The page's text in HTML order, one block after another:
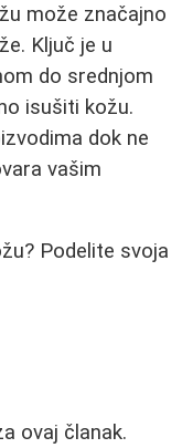
može značajno
Ključ je u
do srednjom
isušiti kožu.
dok ne
vašim
Podelite svoja
ovaj članak.